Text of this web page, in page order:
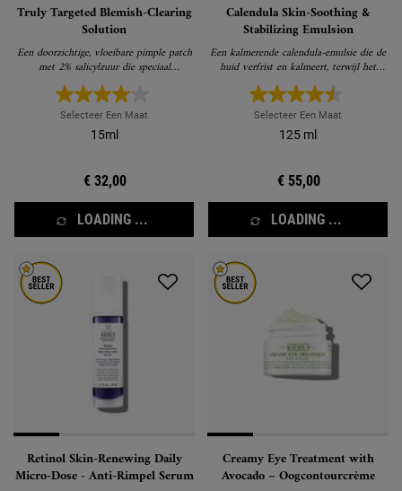
Truly Targeted Blemish-Clearing
Solution
Een doorzichtige, vloeibare pimple patch
met 2% salicylzuur die speciaal
ontwikkeld is om de grootte, kleur en
littekens na puistjes zichtbaar te
verminderen.
Selecteer Een Maat
15ml
€ 32,00
LOADING ...
Calendula Skin-Soothing &
Stabilizing Emulsion
Een kalmerende calendula-emulsie die de
huid verfrist en kalmeert, terwijl het
zichtbaar roodheid & glans verminderd.
Selecteer Een Maat
125 ml
€ 55,00
LOADING ...
Retinol Skin-Renewing Daily
Micro-Dose - Anti-Rimpel Serum
Creamy Eye Treatment with
Avocado – Oogcontourcrème